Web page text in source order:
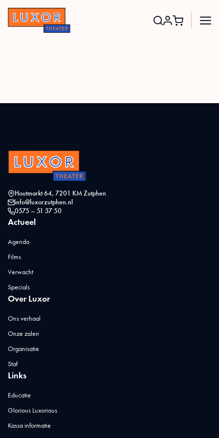
Houtmarkt 64, 7201 KM Zutphen
info@luxorzutphen.nl
0575 – 51 37 50
Actueel
Agenda
Films
Verwacht
Specials
Over Luxor
Ons verhaal
Onze zalen
Organisatie
Staf
Links
Educatie
Glorious Luxorious
Kassa informatie